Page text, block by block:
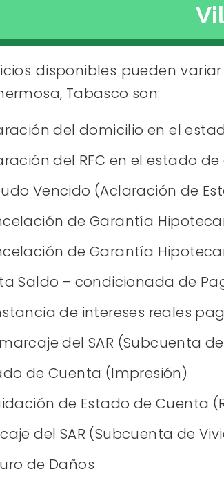
disponibles pueden
Tabasco son:
del domicilio en el
del RFC en el estado
Vencido (Aclaración de
de Garantía
de Garantía
Saldo – condicionada de
de intereses reales
del SAR (Subcuenta
de Cuenta (Impresión)
de Estado de Cuenta
del SAR (Subcuenta de
de Daños